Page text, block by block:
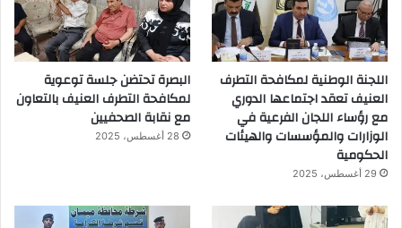
اللجنة الوطنية لمكافحة التطرف
العنيف تعقد اجتماعها الدوري
مع رؤساء اللجان الفرعية في
الوزارات والمؤسسات والهيئات
الحكومية
29 أغسطس، 2025
البصرة تحتضن جلسة توعوية
لمكافحة التطرف العنيف بالتعاون
مع نقابة الصحفيين
28 أغسطس، 2025